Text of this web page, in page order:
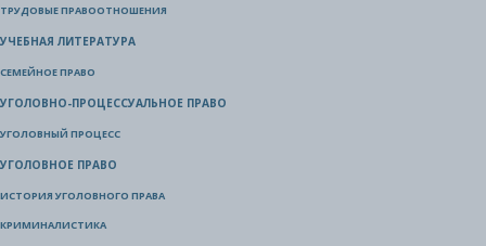
ТРУДОВЫЕ ПРАВООТНОШЕНИЯ
УЧЕБНАЯ ЛИТЕРАТУРА
СЕМЕЙНОЕ ПРАВО
УГОЛОВНО-ПРОЦЕССУАЛЬНОЕ ПРАВО
УГОЛОВНЫЙ ПРОЦЕСС
УГОЛОВНОЕ ПРАВО
ИСТОРИЯ УГОЛОВНОГО ПРАВА
КРИМИНАЛИСТИКА